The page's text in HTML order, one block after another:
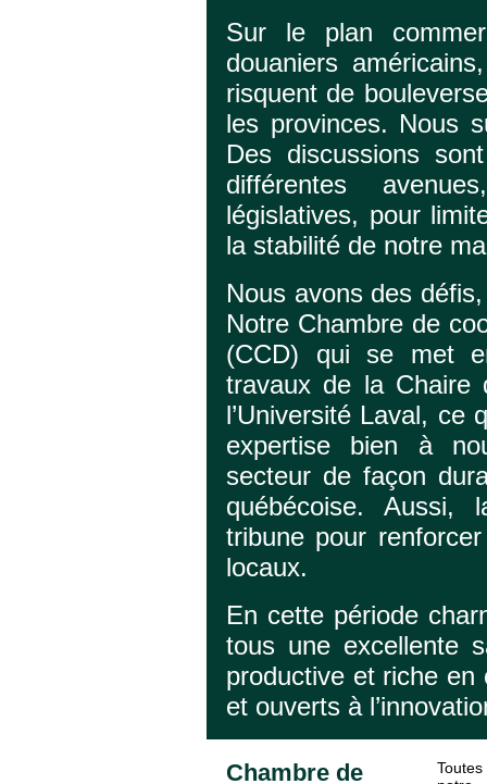
Sur le plan
douaniers
risquent de
les provinces. Nous
Des discussions
différentes
législatives, pour
la stabilité de notre
Nous avons des
Notre Chambre de
(CCD) qui se met
travaux de la Chaire
l’Université Laval, ce
expertise bien à
secteur de façon
québécoise. Aussi,
tribune pour
locaux.
En cette période
tous une excellente
productive et riche en
et ouverts à
Chambre de